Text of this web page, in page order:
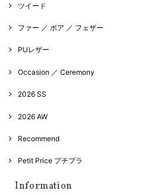
ツイード
ファー ／ ボア ／ フェザー
PUレザー
Occasion ／ Ceremony
2026 SS
2026 AW
Recommend
Petit Price プチプラ
Information